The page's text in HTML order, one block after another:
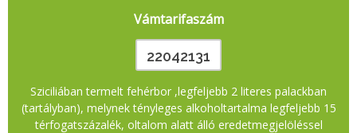
Vámtarifaszám
22042131
Sziciliában termelt fehérbor ,legfeljebb 2 literes palackban
(tartályban), melynek tényleges alkoholtartalma legfeljebb 15
térfogatszázalék, oltalom alatt álló eredetmegjelöléssel